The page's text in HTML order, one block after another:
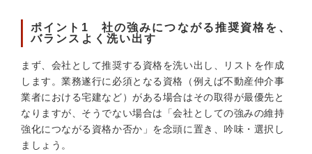
ポイント1 社の強みにつながる推奨資格を、
バランスよく洗い出す
まず、会社として推奨する資格を洗い出し、リストを作成
します。業務遂行に必須となる資格（例えば不動産仲介事
業者における宅建など）がある場合はその取得が最優先と
なりますが、そうでない場合は「会社としての強みの維持
強化につながる資格か否か」を念頭に置き、吟味・選択し
ましょう。